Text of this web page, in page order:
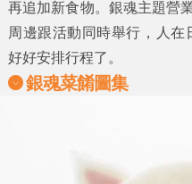
再追加新食物。銀魂主題營
周邊跟活動同時舉行，人
好好安排行程了。
銀魂菜餚圖集